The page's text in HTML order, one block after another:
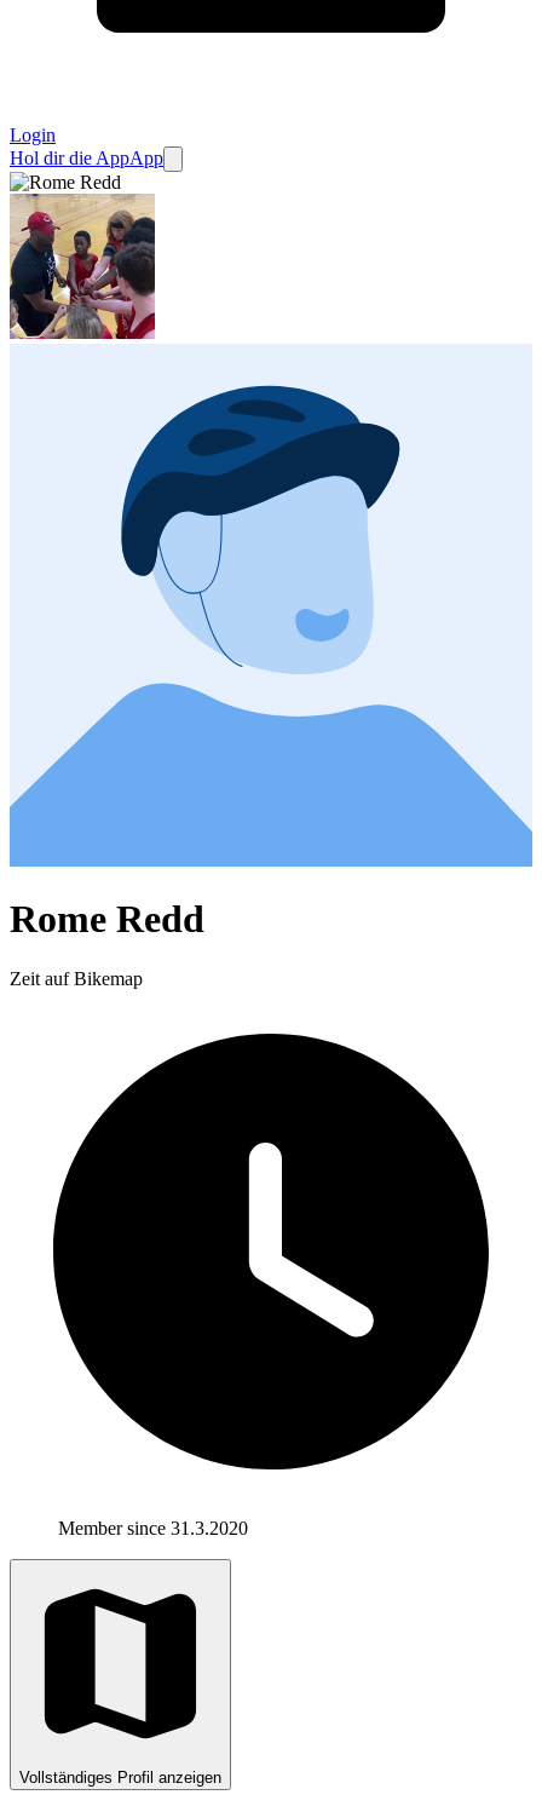
Login
Hol dir die AppApp
Rome Redd
Zeit auf Bikemap
Member since 31.3.2020
Vollständiges Profil anzeigen